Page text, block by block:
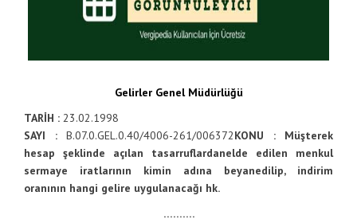
Gelirler Genel Müdürlüğü
TARİH : 23.02.1998
SAYI : B.07.0.GEL.0.40/4006-261/006372KONU : Müşterek
hesap şeklinde açılan tasarruflardanelde edilen menkul
sermaye iratlarının kimin adına beyanedilip, indirim
oranının hangi gelire uygulanacağı hk.
……….